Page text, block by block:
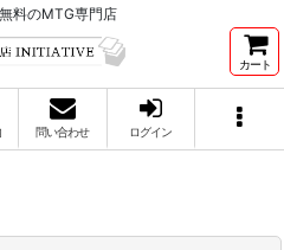
料のMTG専門店
カート
問い合わせ ログイン